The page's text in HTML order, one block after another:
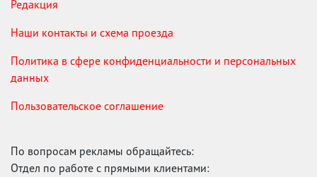
Редакция
Наши контакты и схема проезда
Политика в сфере конфиденциальности и персональных
данных
Пользовательское соглашение
По вопросам рекламы обращайтесь:
Отдел по работе с прямыми клиентами: